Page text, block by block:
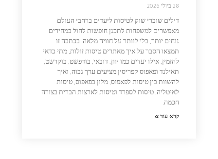
28 ביולי 2026
דילים שוברי שוק לטיסות ליעדים ברחבי העולם
מאפשרים למשפחות לתכנן חופשות לחול במחירים
נוחים יותר, בלי לוותר על חוויה מלאה. בכתבה זו
תמצאו הסבר על איך מאתרים טיסות זולות, מתי כדאי
להזמין, אילו יעדים כמו יוון, דובאי, בודפשט, בוקרשט,
תאילנד ופאפוס קפריסין מציעים ערך גבוה, ואיך
להשוות בין טיסות לפאפוס, מלון בפאפוס, טיסות
לאיטליה, טיסות לספרד וטיסות לארצות הברית בצורה
חכמה.
קרא עוד »